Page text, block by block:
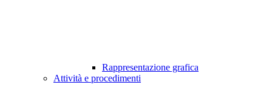
Rappresentazione grafica
Attività e procedimenti